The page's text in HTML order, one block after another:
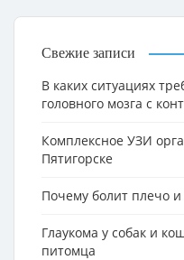
Свежие записи
В каких ситуациях
головного мозга с
Комплексное УЗИ
Пятигорске
Почему болит плечо
Глаукома у собак и
питомца